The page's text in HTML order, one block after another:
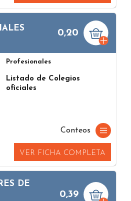
0,20
Profesionales
Listado de Colegios
oficiales
Conteos
VER FICHA COMPLETA
DE
0,39